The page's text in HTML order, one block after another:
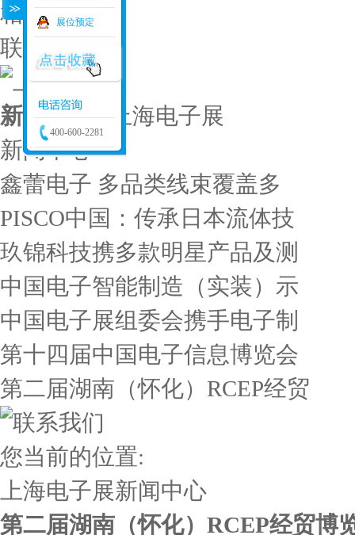
相关展会
联系我们
新闻中心/上海电子展
新闻中心
鑫蕾电子 多品类线束覆盖多
PISCO中国：传承日本流体技
玖锦科技携多款明星产品及测
中国电子智能制造（实装）示
中国电子展组委会携手电子制
第十四届中国电子信息博览会
第二届湖南（怀化）RCEP经贸
您当前的位置:
上海电子展新闻中心
第二届湖南（怀化）RCEP经贸博
展位预定
400-600-2281